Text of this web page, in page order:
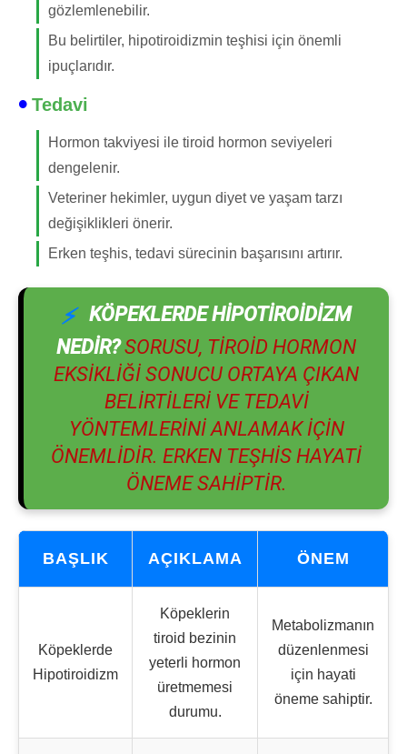
gözlemlenebilir.
Bu belirtiler, hipotiroidizmin teşhisi için önemli
ipuçlarıdır.
Tedavi
Hormon takviyesi ile tiroid hormon seviyeleri
dengelenir.
Veteriner hekimler, uygun diyet ve yaşam tarzı
değişiklikleri önerir.
Erken teşhis, tedavi sürecinin başarısını artırır.
KÖPEKLERDE HIPOTIROIDIZM
NEDIR?SORUSU, TIROID HORMON
EKSIKLIĞI SONUCU ORTAYA ÇIKAN
BELIRTILERI VE TEDAVI
YÖNTEMLERINI ANLAMAK IÇIN
ÖNEMLIDIR. ERKEN TEŞHIS HAYATI
ÖNEME SAHIPTIR.
BAŞLIK AÇIKLAMA ÖNEM
Köpeklerde
Hipotiroidizm
Köpeklerin
tiroid bezinin
yeterli hormon
üretmemesi
durumu.
Metabolizmanın
düzenlenmesi
için hayati
öneme sahiptir.